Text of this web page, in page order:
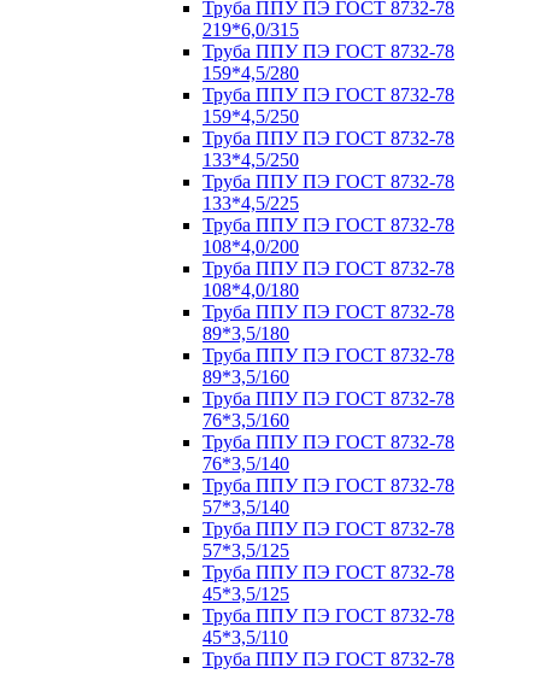
Труба ППУ ПЭ ГОСТ 8732-78
219*6,0/315
Труба ППУ ПЭ ГОСТ 8732-78
159*4,5/280
Труба ППУ ПЭ ГОСТ 8732-78
159*4,5/250
Труба ППУ ПЭ ГОСТ 8732-78
133*4,5/250
Труба ППУ ПЭ ГОСТ 8732-78
133*4,5/225
Труба ППУ ПЭ ГОСТ 8732-78
108*4,0/200
Труба ППУ ПЭ ГОСТ 8732-78
108*4,0/180
Труба ППУ ПЭ ГОСТ 8732-78
89*3,5/180
Труба ППУ ПЭ ГОСТ 8732-78
89*3,5/160
Труба ППУ ПЭ ГОСТ 8732-78
76*3,5/160
Труба ППУ ПЭ ГОСТ 8732-78
76*3,5/140
Труба ППУ ПЭ ГОСТ 8732-78
57*3,5/140
Труба ППУ ПЭ ГОСТ 8732-78
57*3,5/125
Труба ППУ ПЭ ГОСТ 8732-78
45*3,5/125
Труба ППУ ПЭ ГОСТ 8732-78
45*3,5/110
Труба ППУ ПЭ ГОСТ 8732-78